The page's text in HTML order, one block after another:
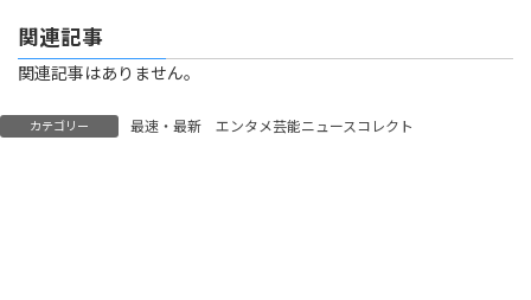
関連記事
関連記事はありません。
カテゴリー 最速・最新 エンタメ芸能ニュースコレクト